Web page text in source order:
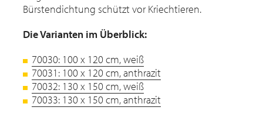
Bürstendichtung schützt vor Kriechtieren.
Die Varianten im Überblick:
70030: 100 x 120 cm, weiß
70031: 100 x 120 cm, anthrazit
70032: 130 x 150 cm, weiß
70033: 130 x 150 cm, anthrazit